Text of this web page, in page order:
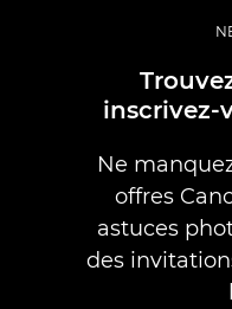
inscrivez-
Ne
offres
astuces
des